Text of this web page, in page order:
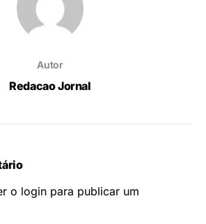
Autor
Redacao Jornal
o login para publicar um